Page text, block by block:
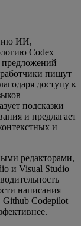
ИИ,
Codex
предложений
пишут
доступу к
подсказки
и предлагает
и
редакторами,
и Visual Studio
написания
Codepilot